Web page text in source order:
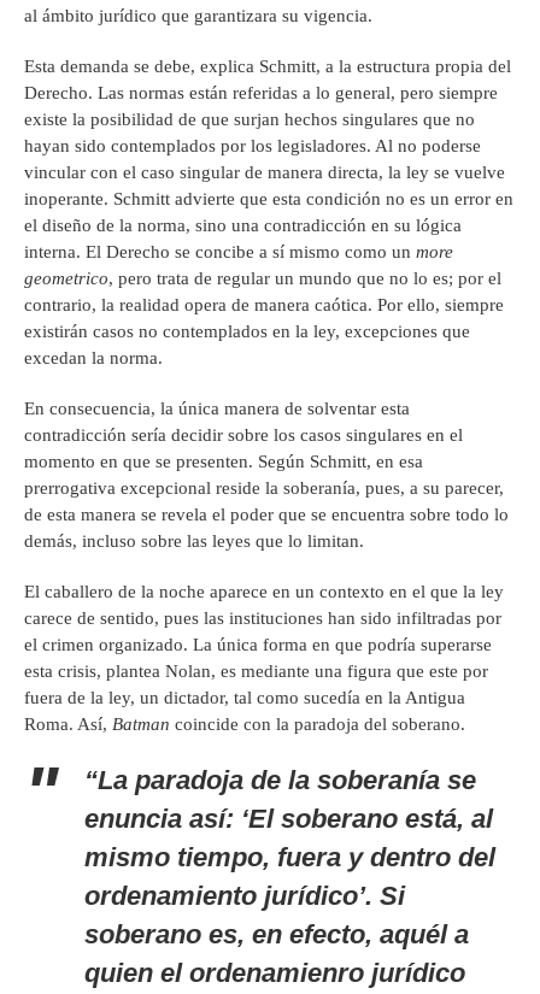
al ámbito jurídico que garantizara su vigencia.
Esta demanda se debe, explica Schmitt, a la estructura propia del
Derecho. Las normas están referidas a lo general, pero siempre
existe la posibilidad de que surjan hechos singulares que no
hayan sido contemplados por los legisladores. Al no poderse
vincular con el caso singular de manera directa, la ley se vuelve
inoperante. Schmitt advierte que esta condición no es un error en
el diseño de la norma, sino una contradicción en su lógica
interna. El Derecho se concibe a sí mismo como un more
geometrico, pero trata de regular un mundo que no lo es; por el
contrario, la realidad opera de manera caótica. Por ello, siempre
existirán casos no contemplados en la ley, excepciones que
excedan la norma.
En consecuencia, la única manera de solventar esta
contradicción sería decidir sobre los casos singulares en el
momento en que se presenten. Según Schmitt, en esa
prerrogativa excepcional reside la soberanía, pues, a su parecer,
de esta manera se revela el poder que se encuentra sobre todo lo
demás, incluso sobre las leyes que lo limitan.
El caballero de la noche aparece en un contexto en el que la ley
carece de sentido, pues las instituciones han sido infiltradas por
el crimen organizado. La única forma en que podría superarse
esta crisis, plantea Nolan, es mediante una figura que este por
fuera de la ley, un dictador, tal como sucedía en la Antigua
Roma. Así, Batman coincide con la paradoja del soberano.
“La paradoja de la soberanía se
enuncia así: ‘El soberano está, al
mismo tiempo, fuera y dentro del
ordenamiento jurídico’. Si
soberano es, en efecto, aquél a
quien el ordenamienro jurídico